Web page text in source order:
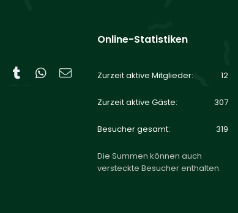
Pinterest
Tumblr WhatsApp
E-Mail
Online-Statistiken
Zurzeit aktive Mitglieder 12
Zurzeit aktive Gäste 307
Besucher gesamt 319
Die Summen können auch
versteckte Besucher enthalten.